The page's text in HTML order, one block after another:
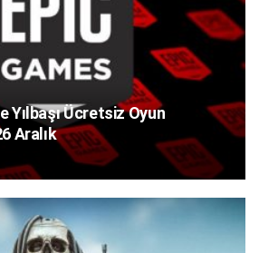
Yılbaşı Ücretsiz Oyun
Aralık